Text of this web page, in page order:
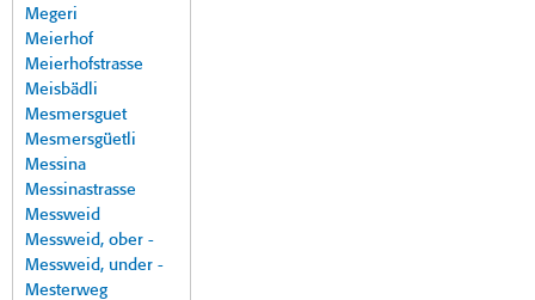
Megeri
Meierhof
Meierhofstrasse
Meisbädli
Mesmersguet
Mesmersgüetli
Messina
Messinastrasse
Messweid
Messweid, ober -
Messweid, under -
Mesterweg